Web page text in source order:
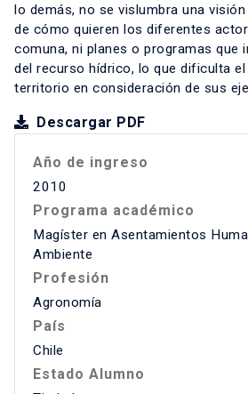
lo demás, no se vislumbra una
de cómo quieren los diferentes
comuna, ni planes o programas que
del recurso hídrico, lo que dificulta
territorio en consideración de sus
Descargar PDF
Año de ingreso
2010
Programa académico
Magíster en Asentamientos
Ambiente
Profesión
Agronomía
País
Chile
Estado Alumno